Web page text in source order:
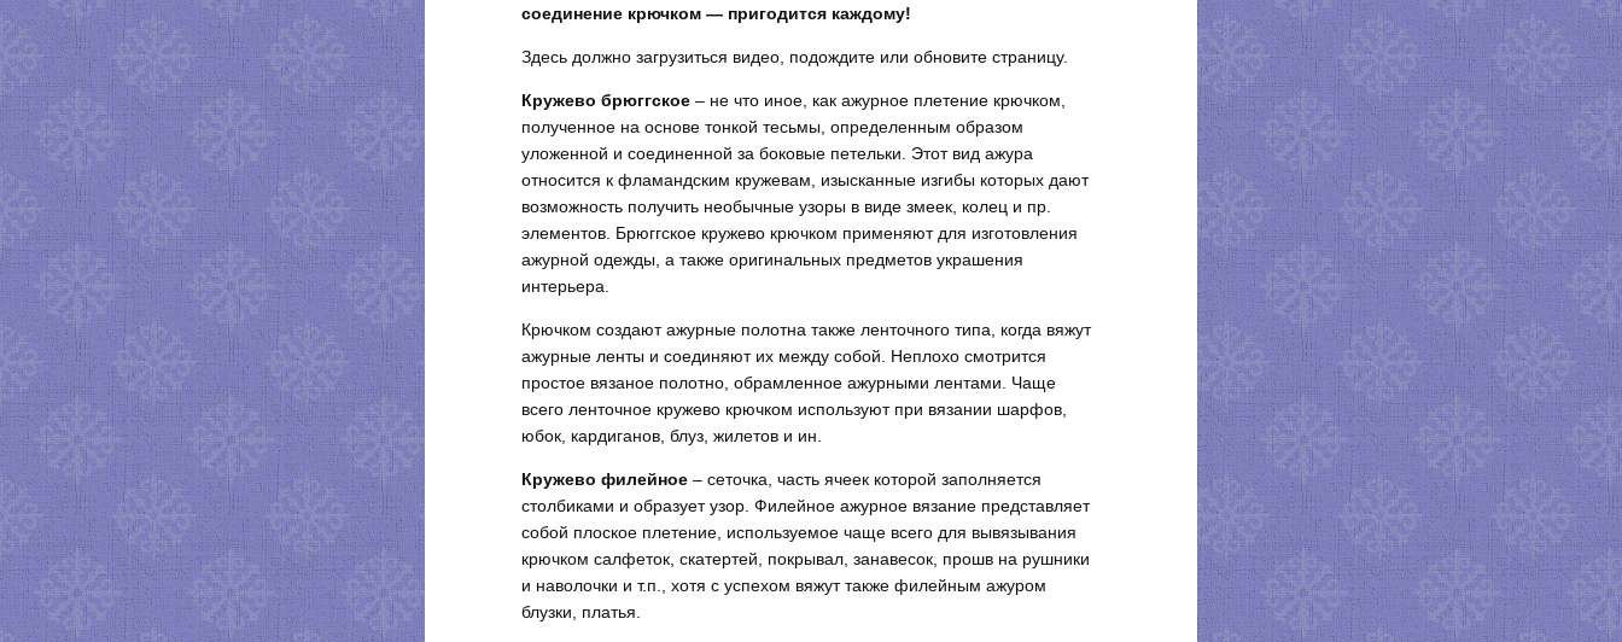
соединение крючком — пригодится каждому!
Здесь должно загрузиться видео, подождите или обновите страницу.
Кружево брюггское– не что иное, как ажурное плетение крючком,
полученное на основе тонкой тесьмы, определенным образом
уложенной и соединенной за боковые петельки. Этот вид ажура
относится к фламандским кружевам, изысканные изгибы которых дают
возможность получить необычные узоры в виде змеек, колец и пр.
элементов. Брюггское кружево крючком применяют для изготовления
ажурной одежды, а также оригинальных предметов украшения
интерьера.
Крючком создают ажурные полотна также ленточного типа, когда вяжут
ажурные ленты и соединяют их между собой. Неплохо смотрится
простое вязаное полотно, обрамленное ажурными лентами. Чаще
всего ленточное кружево крючком используют при вязании шарфов,
юбок, кардиганов, блуз, жилетов и ин.
Кружево филейное– сеточка, часть ячеек которой заполняется
столбиками и образует узор. Филейное ажурное вязание представляет
собой плоское плетение, используемое чаще всего для вывязывания
крючком салфеток, скатертей, покрывал, занавесок, прошв на рушники
и наволочки и т.п., хотя с успехом вяжут также филейным ажуром
блузки, платья.